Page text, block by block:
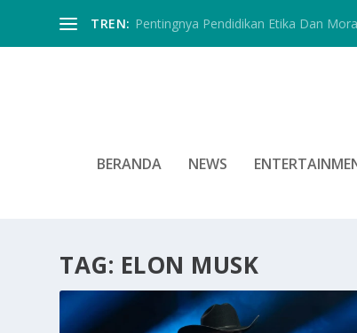
TREN: Pentingnya Pendidikan Etika Dan
BERANDA NEWS
TAG: ELON MUSK